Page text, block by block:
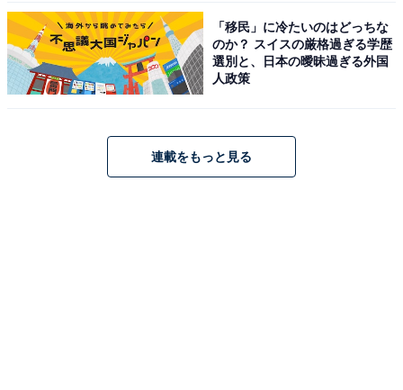
「移民」に冷たいのはどっちな
のか？ スイスの厳格過ぎる学歴
選別と、日本の曖昧過ぎる外国
人政策
連載をもっと見る